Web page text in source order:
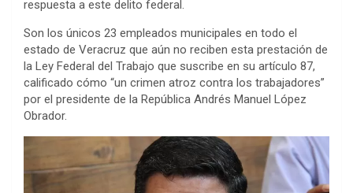
o
o
k
e
r
n
g
e
r
A
p
p
r
e
s
t
d
I
n
o
t
e
t
n
t
y
L
i
n
k
r
e
respuesta a este delito federal.
Son los únicos 23 empleados municipales en todo el
estado de Veracruz que aún no reciben esta prestación de
la Ley Federal del Trabajo que suscribe en su artículo 87,
calificado cómo “un crimen atroz contra los trabajadores”
por el presidente de la República Andrés Manuel López
Obrador.